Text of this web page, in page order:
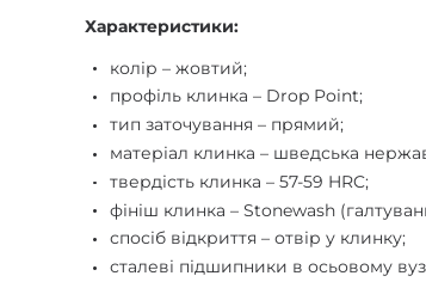
Характеристики:
колір – жовтий;
профіль клинка – Drop Point;
тип заточування – прямий;
матеріал клинка – шведська
твердість клинка – 57-59 HRC;
фініш клинка – Stonewash
спосіб відкриття – отвір у клинку;
сталеві підшипники в осьовому